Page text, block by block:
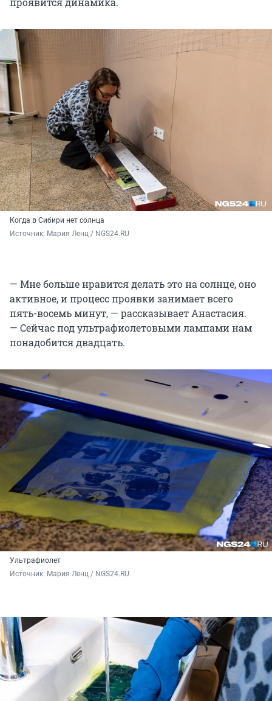
Когда в Сибири нет солнца
Источник: Мария Ленц / NGS24.RU
— Мне больше нравится делать это на солнце, оно
активное, и процесс проявки занимает всего
пять-восемь минут, — рассказывает Анастасия.
— Сейчас под ультрафиолетовыми лампами нам
понадобится двадцать.
Ультрафиолет
Источник: Мария Ленц / NGS24.RU